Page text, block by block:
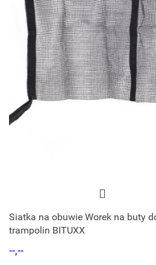
Siatka na obuwie Worek na buty
trampolin BITUXX
--,--